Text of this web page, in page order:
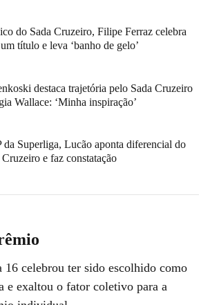
do Sada Cruzeiro, Filipe Ferraz celebra
título e leva ‘banho de gelo’
destaca trajetória pelo Sada Cruzeiro
Wallace: ‘Minha inspiração’
Superliga, Lucão aponta diferencial do
Cruzeiro e faz constatação
16 celebrou ter sido escolhido como
e exaltou o fator coletivo para a